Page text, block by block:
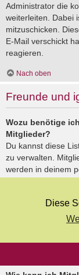
Diese
Administrator die
weiterleiten. Dabei
mitzuschicken.
E-Mail verschickt
reagieren.
Nach oben
Freunde und
Wozu benötige
Mitglieder?
Du kannst diese
zu verwalten.
werden in deinem
aufgelistet. Du
schnell eine
den du
hervorgehoben